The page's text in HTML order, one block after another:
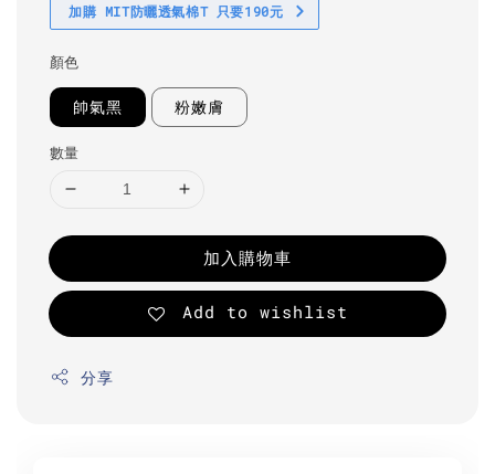
加購 MIT防曬透氣棉T 只要190元
顏色
帥氣黑 粉嫩膚
數量
加入購物車
Add to wishlist
分享